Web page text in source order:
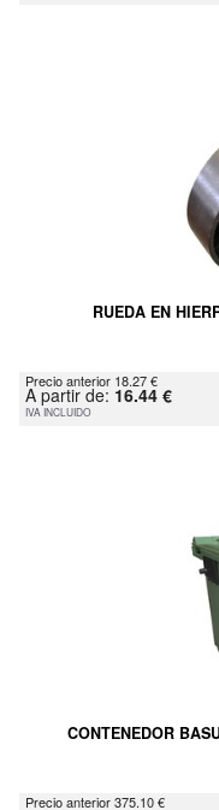
RUEDA EN
Precio anterior 18.27 €
A partir de: 16.44 €
IVA INCLUIDO
CONTENEDOR
Precio anterior 375.10 €